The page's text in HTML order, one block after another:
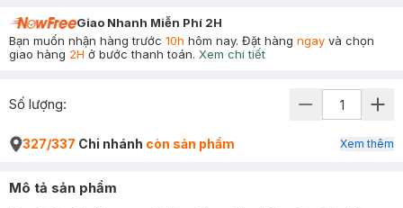
Giao Nhanh Miễn Phí 2H
Bạn muốn nhận hàng trước 10h hôm nay. Đặt hàng ngay và chọn
giao hàng 2H ở bước thanh toán. Xem chi tiết
Số lượng:
327/337 Chi nhánh còn sản phẩm Xem thêm
Mô tả sản phẩm